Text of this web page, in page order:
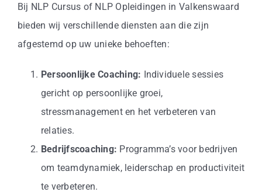
Bij NLP Cursus of NLP Opleidingen in Valkenswaard
bieden wij verschillende diensten aan die zijn
afgestemd op uw unieke behoeften:
Persoonlijke Coaching: Individuele sessies
gericht op persoonlijke groei,
stressmanagement en het verbeteren van
relaties.
Bedrijfscoaching: Programma’s voor bedrijven
om teamdynamiek, leiderschap en productiviteit
te verbeteren.